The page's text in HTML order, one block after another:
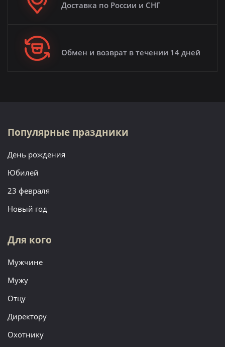
Доставка по России и СНГ
Обмен и возврат в течении 14 дней
Популярные праздники
День рождения
Юбилей
23 февраля
Новый год
Для кого
Мужчине
Мужу
Отцу
Директору
Охотнику